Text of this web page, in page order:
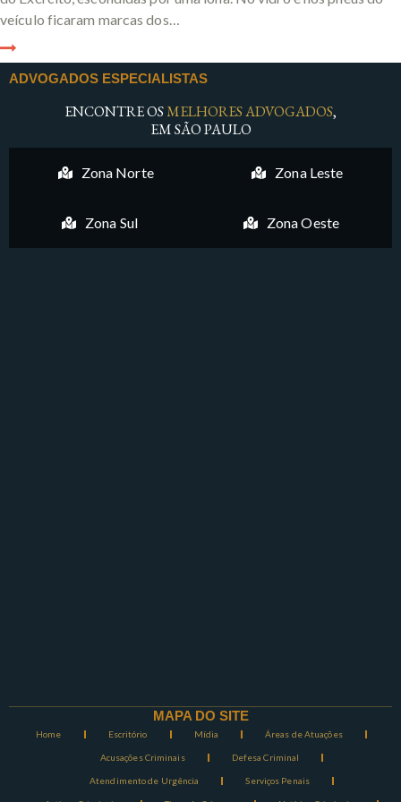
veículo ficaram marcas dos…
ADVOGADOS ESPECIALISTAS
ENCONTRE OSMELHORES ADVOGADOS,
EM SÃO PAULO
Zona Norte Zona Leste
Zona Sul Zona Oeste
MAPA DO SITE
Home Escritório Mídia Áreas de Atuações
Acusações Criminais Defesa Criminal
Atendimento de Urgência Serviços Penais